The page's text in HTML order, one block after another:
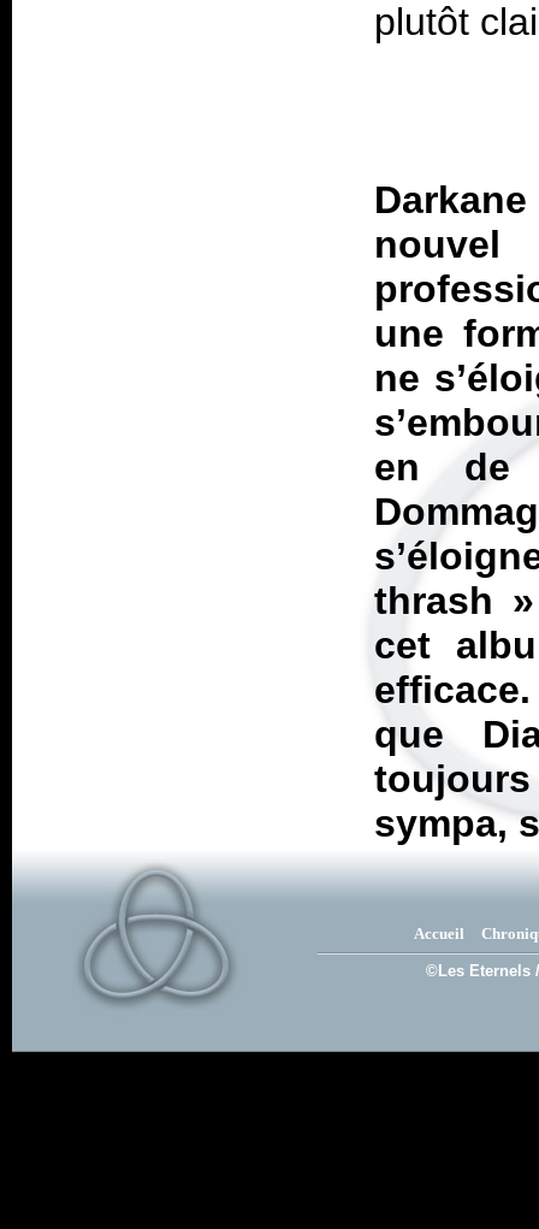
une
ne
en de
thrash
cet
que
sympa,
Accueil
©Les Eternels